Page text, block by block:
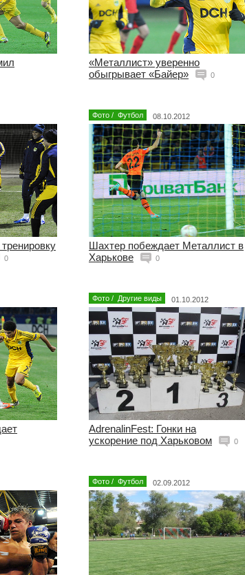
«Металлист» уверенно
обыгрывает «Байер»
0
0
Фото / Футбол 08.10.2012
Шахтер побеждает Металлист в
Харькове
0
Фото / Другие виды 01.10.2012
AdrenalinFest: Гонки на
ускорение под Харьковом
0
Фото / Футбол 02.09.2012